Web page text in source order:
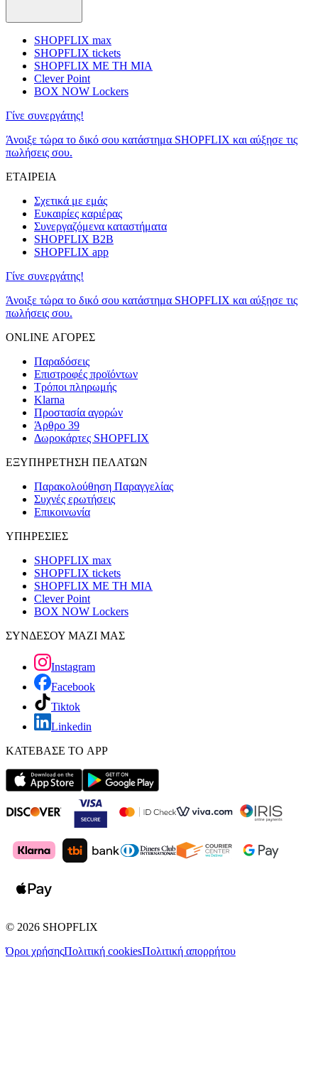
SHOPFLIX max
SHOPFLIX tickets
SHOPFLIX ΜΕ ΤΗ ΜΙΑ
Clever Point
BOX NOW Lockers
Γίνε συνεργάτης!
Άνοιξε τώρα το δικό σου κατάστημα SHOPFLIX και αύξησε τις
πωλήσεις σου.
ΕΤΑΙΡΕΙΑ
Σχετικά με εμάς
Ευκαιρίες καριέρας
Συνεργαζόμενα καταστήματα
SHOPFLIX B2B
SHOPFLIX app
Γίνε συνεργάτης!
Άνοιξε τώρα το δικό σου κατάστημα SHOPFLIX και αύξησε τις
πωλήσεις σου.
ONLINE ΑΓΟΡΕΣ
Παραδόσεις
Επιστροφές προϊόντων
Τρόποι πληρωμής
Klarna
Προστασία αγορών
Άρθρο 39
Δωροκάρτες SHOPFLIX
ΕΞΥΠΗΡΕΤΗΣΗ ΠΕΛΑΤΩΝ
Παρακολούθηση Παραγγελίας
Συχνές ερωτήσεις
Επικοινωνία
ΥΠΗΡΕΣΙΕΣ
SHOPFLIX max
SHOPFLIX tickets
SHOPFLIX ΜΕ ΤΗ ΜΙΑ
Clever Point
BOX NOW Lockers
ΣΥΝΔΕΣΟΥ ΜΑΖΙ ΜΑΣ
Instagram
Facebook
Tiktok
Linkedin
ΚΑΤΕΒΑΣΕ ΤΟ APP
© 2026 SHOPFLIX
Όροι χρήσηςΠολιτική cookiesΠολιτική απορρήτου